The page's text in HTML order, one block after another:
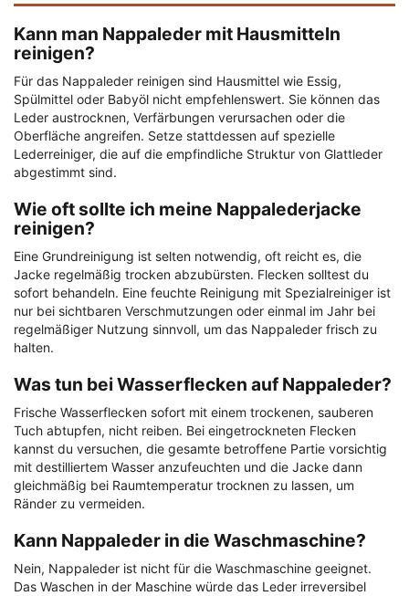
Kann man Nappaleder mit Hausmitteln
reinigen?
Für das Nappaleder reinigen sind Hausmittel wie Essig,
Spülmittel oder Babyöl nicht empfehlenswert. Sie können das
Leder austrocknen, Verfärbungen verursachen oder die
Oberfläche angreifen. Setze stattdessen auf spezielle
Lederreiniger, die auf die empfindliche Struktur von Glattleder
abgestimmt sind.
Wie oft sollte ich meine Nappalederjacke
reinigen?
Eine Grundreinigung ist selten notwendig, oft reicht es, die
Jacke regelmäßig trocken abzubürsten. Flecken solltest du
sofort behandeln. Eine feuchte Reinigung mit Spezialreiniger ist
nur bei sichtbaren Verschmutzungen oder einmal im Jahr bei
regelmäßiger Nutzung sinnvoll, um das Nappaleder frisch zu
halten.
Was tun bei Wasserflecken auf Nappaleder?
Frische Wasserflecken sofort mit einem trockenen, sauberen
Tuch abtupfen, nicht reiben. Bei eingetrockneten Flecken
kannst du versuchen, die gesamte betroffene Partie vorsichtig
mit destilliertem Wasser anzufeuchten und die Jacke dann
gleichmäßig bei Raumtemperatur trocknen zu lassen, um
Ränder zu vermeiden.
Kann Nappaleder in die Waschmaschine?
Nein, Nappaleder ist nicht für die Waschmaschine geeignet.
Das Waschen in der Maschine würde das Leder irreversibel